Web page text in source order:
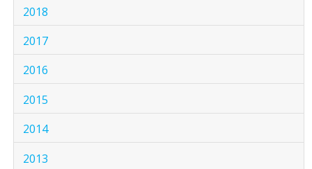
2018
2017
2016
2015
2014
2013